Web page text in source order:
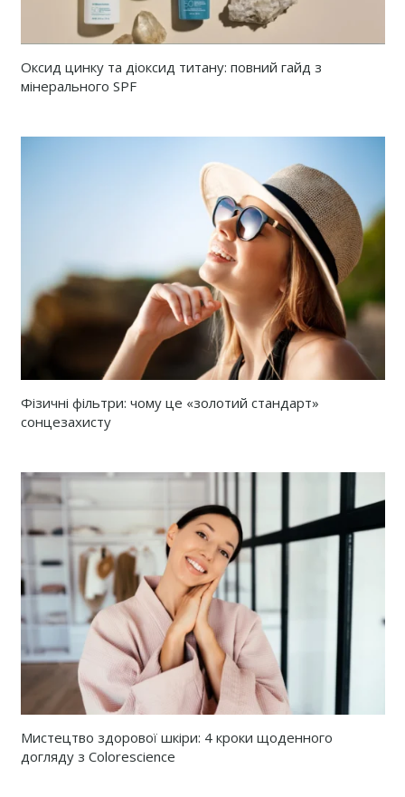
Оксид цинку та діоксид титану: повний гайд з
мінерального SPF
Фізичні фільтри: чому це «золотий стандарт»
сонцезахисту
Мистецтво здорової шкіри: 4 кроки щоденного
догляду з Colorescience